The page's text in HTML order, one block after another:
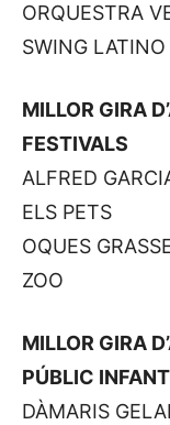
ORQUESTRA
SWING LATINO
MILLOR GIRA
FESTIVALS
ALFRED
ELS PETS
OQUES
ZOO
MILLOR GIRA
PÚBLIC
DÀMARIS